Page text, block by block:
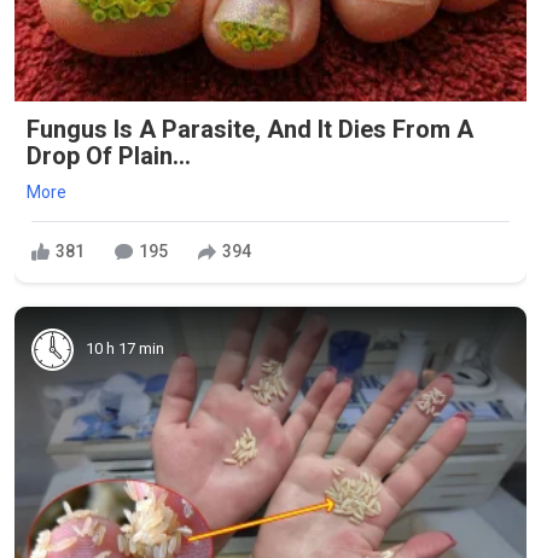
Fungus Is A Parasite, And It Dies From A
Drop Of Plain...
More
381 195 394
10 h 17 min